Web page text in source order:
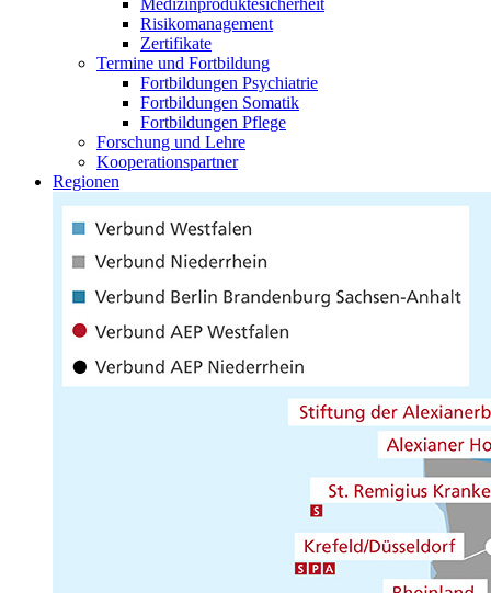
Risikomanagement
Zertifikate
Termine und Fortbildung
Fortbildungen Psychiatrie
Fortbildungen Somatik
Fortbildungen Pflege
Forschung und Lehre
Kooperationspartner
Regionen